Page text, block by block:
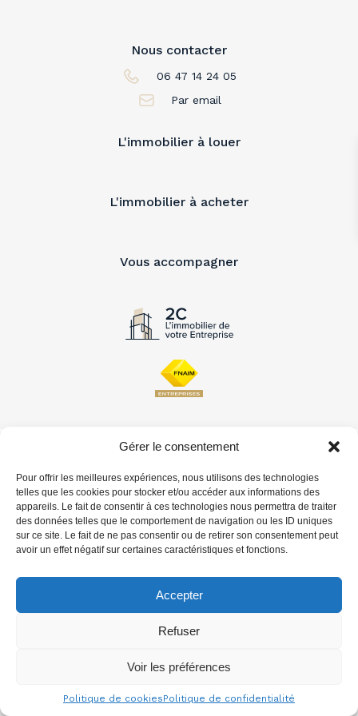
Gérer le consentement
Pour offrir les meilleures expériences, nous utilisons des technologies
telles que les cookies pour stocker et/ou accéder aux informations des
appareils. Le fait de consentir à ces technologies nous permettra de traiter
des données telles que le comportement de navigation ou les ID uniques
sur ce site. Le fait de ne pas consentir ou de retirer son consentement peut
avoir un effet négatif sur certaines caractéristiques et fonctions.
Accepter
Refuser
Voir les préférences
Politique de cookiesPolitique de confidentialité
L'immobilier à louer
L'immobilier à acheter
Vous accompagner
Nous contacter
06 47 14 24 05
Par email